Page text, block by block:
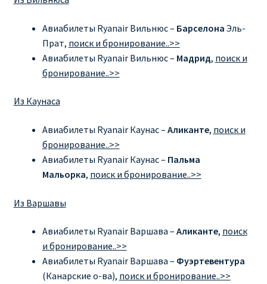
Авиабилеты Ryanair на Тенерифе от €15
АВИАБИЛЕТЫ ХЕЛЬСИНКИ МИЛАН
Акции RYANAIR из Варшавы
Акции RYANAIR из Вильнюса
Акции RYANAIR из Каунаса
Аликанте
Авиабилеты Ryanair Вильнюс – Барселона Эль-
Прат, поиск и бронирование..>>
Авиабилеты Ryanair Вильнюс – Мадрид, поиск и
бронирование..>>
Из Каунаса
Авиабилеты Ryanair Каунас – Аликанте, поиск и
бронирование..>>
Авиабилеты Ryanair Каунас – Пальма
Мальорка, поиск и бронирование..>>
Из Варшавы
Авиабилеты Ryanair Варшава – Аликанте, поиск
и бронирование..>>
Авиабилеты Ryanair Варшава – Фуэртевентура
(Канарские о-ва), поиск и бронирование..>>